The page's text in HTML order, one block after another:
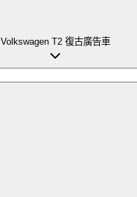
Volkswagen T2 復古廣告車